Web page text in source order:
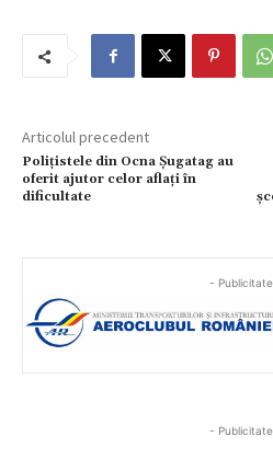
Articolul precedent
Polițistele din Ocna Șugatag au
oferit ajutor celor aflați în
dificultate
-
-